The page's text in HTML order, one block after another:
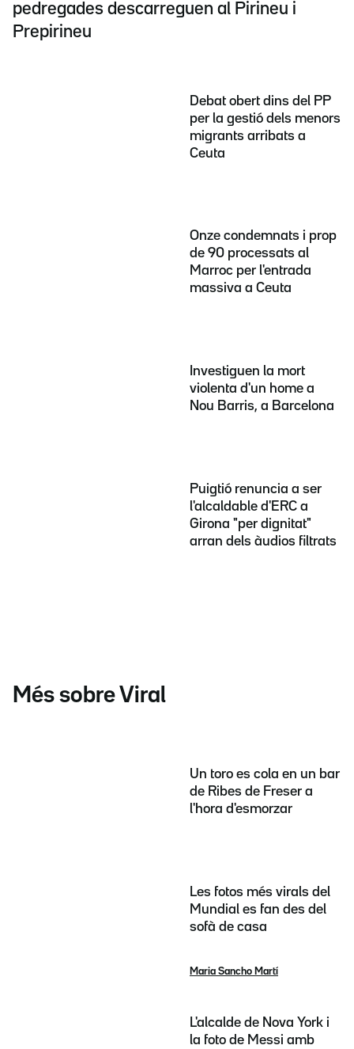
pedregades descarreguen al Pirineu i
Prepirineu
Debat obert dins del PP
per la gestió dels menors
migrants arribats a
Ceuta
Onze condemnats i prop
de 90 processats al
Marroc per l'entrada
massiva a Ceuta
Investiguen la mort
violenta d'un home a
Nou Barris, a Barcelona
Puigtió renuncia a ser
l'alcaldable d'ERC a
Girona "per dignitat"
arran dels àudios filtrats
Més sobre Viral
Un toro es cola en un bar
de Ribes de Freser a
l'hora d'esmorzar
Les fotos més virals del
Mundial es fan des del
sofà de casa
Maria Sancho Martí
L'alcalde de Nova York i
la foto de Messi amb